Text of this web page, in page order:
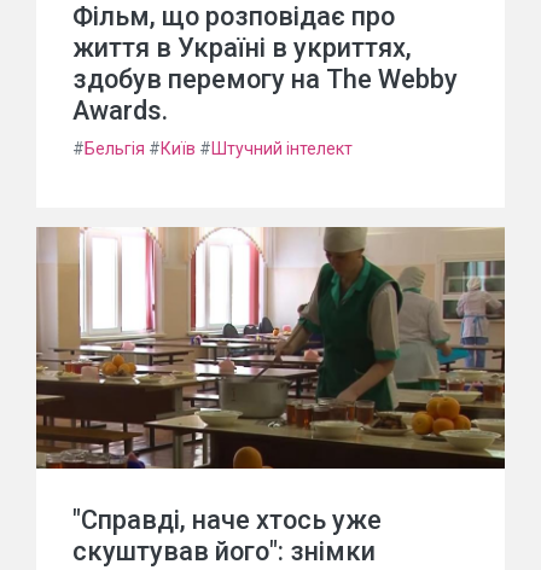
Фільм, що розповідає про
життя в Україні в укриттях,
здобув перемогу на The Webby
Awards.
#Бельгія #Київ #Штучний інтелект
"Справді, наче хтось уже
скуштував його": знімки